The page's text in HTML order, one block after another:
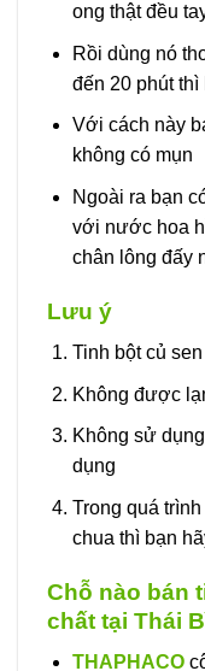
ong thật đều
Rồi dùng nó
đến 20 phút
Với cách này
không có mụn
Ngoài ra bạn
với nước hoa
chân lông đấy
Lưu ý
Tinh bột củ
Không được
Không sử
dụng
Trong quá
chua thì bạn
Chỗ nào bán
chất tại Thái
THAPHACO